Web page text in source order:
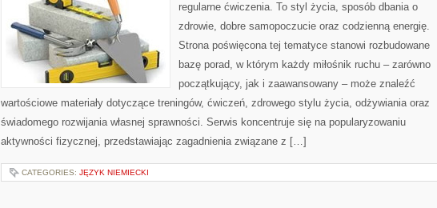
regularne ćwiczenia. To styl życia, sposób dbania o
zdrowie, dobre samopoczucie oraz codzienną energię.
Strona poświęcona tej tematyce stanowi rozbudowane
bazę porad, w którym każdy miłośnik ruchu – zarówno
początkujący, jak i zaawansowany – może znaleźć
wartościowe materiały dotyczące treningów, ćwiczeń, zdrowego stylu życia, odżywiania oraz
świadomego rozwijania własnej sprawności. Serwis koncentruje się na popularyzowaniu
aktywności fizycznej, przedstawiając zagadnienia związane z […]
CATEGORIES: JĘZYK NIEMIECKI